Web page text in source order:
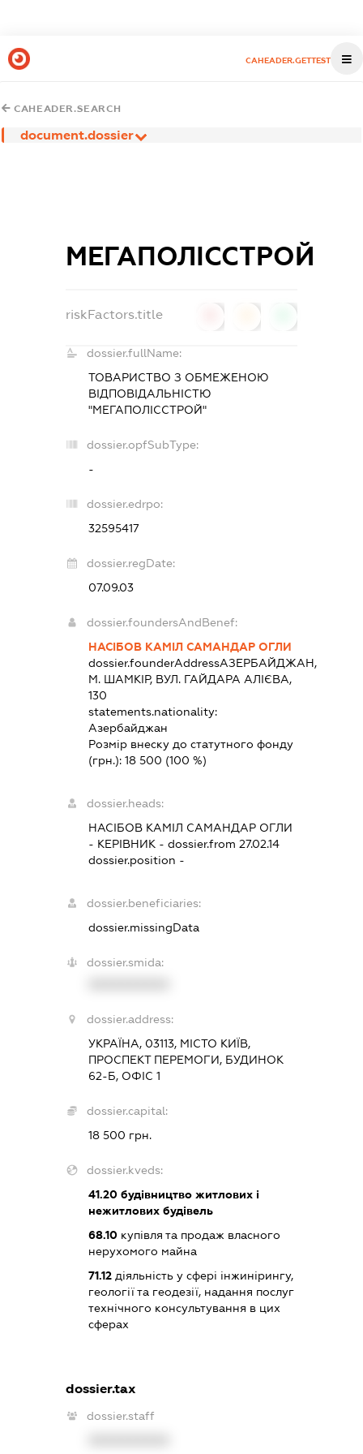
CAHEADER.GETTEST
CAHEADER.SEARCH
document.dossier
МЕГАПОЛІССТРОЙ
riskFactors.title
dossier.fullName:
ТОВАРИСТВО З ОБМЕЖЕНОЮ
ВІДПОВІДАЛЬНІСТЮ
"МЕГАПОЛІССТРОЙ"
dossier.opfSubType:
-
dossier.edrpo:
32595417
dossier.regDate:
07.09.03
dossier.foundersAndBenef:
НАСІБОВ КАМІЛ САМАНДАР ОГЛИ
dossier.founderAddressАЗЕРБАЙДЖАН,
М. ШАМКІР, ВУЛ. ГАЙДАРА АЛІЄВА,
130
statements.nationality:
Азербайджан
Розмір внеску до статутного фонду
(грн.): 18 500 (100 %)
dossier.heads:
НАСІБОВ КАМІЛ САМАНДАР ОГЛИ
- КЕРІВНИК - dossier.from 27.02.14
dossier.position -
dossier.beneficiaries:
dossier.missingData
dossier.smida:
dossier.address:
УКРАЇНА, 03113, МІСТО КИЇВ,
ПРОСПЕКТ ПЕРЕМОГИ, БУДИНОК
62-Б, ОФІС 1
dossier.capital:
18 500 грн.
dossier.kveds:
41.20будівництво житлових і
нежитлових будівель
68.10купівля та продаж власного
нерухомого майна
71.12діяльність у сфері інжинірингу,
геології та геодезії, надання послуг
технічного консультування в цих
сферах
dossier.tax
dossier.staff